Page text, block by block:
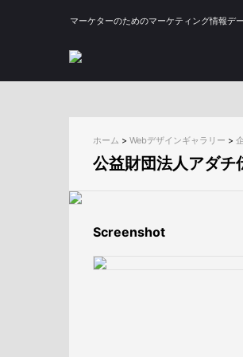
マーケターのためのマーケティング情報デ
ホーム > Webデザインギャラリー >
公益財団法人アダチ
Screenshot